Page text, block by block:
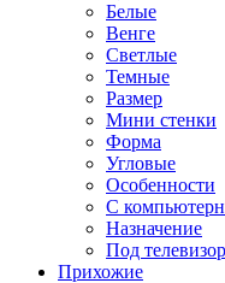
Белые
Венге
Светлые
Темные
Размер
Мини стенки
Форма
Угловые
Особенности
С
Назначение
Под телевизор
Прихожие